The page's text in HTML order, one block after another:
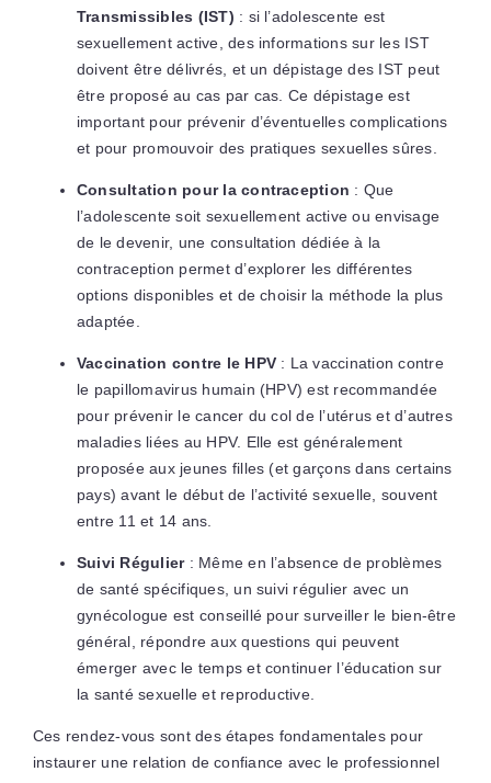
Transmissibles (IST) : si l’adolescente est
sexuellement active, des informations sur les IST
doivent être délivrés, et un dépistage des IST peut
être proposé au cas par cas. Ce dépistage est
important pour prévenir d’éventuelles complications
et pour promouvoir des pratiques sexuelles sûres.
Consultation pour la contraception : Que
l’adolescente soit sexuellement active ou envisage
de le devenir, une consultation dédiée à la
contraception permet d’explorer les différentes
options disponibles et de choisir la méthode la plus
adaptée.
Vaccination contre le HPV: La vaccination contre
le papillomavirus humain (HPV) est recommandée
pour prévenir le cancer du col de l’utérus et d’autres
maladies liées au HPV. Elle est généralement
proposée aux jeunes filles (et garçons dans certains
pays) avant le début de l’activité sexuelle, souvent
entre 11 et 14 ans.
Suivi Régulier: Même en l’absence de problèmes
de santé spécifiques, un suivi régulier avec un
gynécologue est conseillé pour surveiller le bien-être
général, répondre aux questions qui peuvent
émerger avec le temps et continuer l’éducation sur
la santé sexuelle et reproductive.
Ces rendez-vous sont des étapes fondamentales pour
instaurer une relation de confiance avec le professionnel